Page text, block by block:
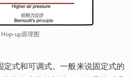
Hop-up原理图
式和可调式。一般来说固定式的